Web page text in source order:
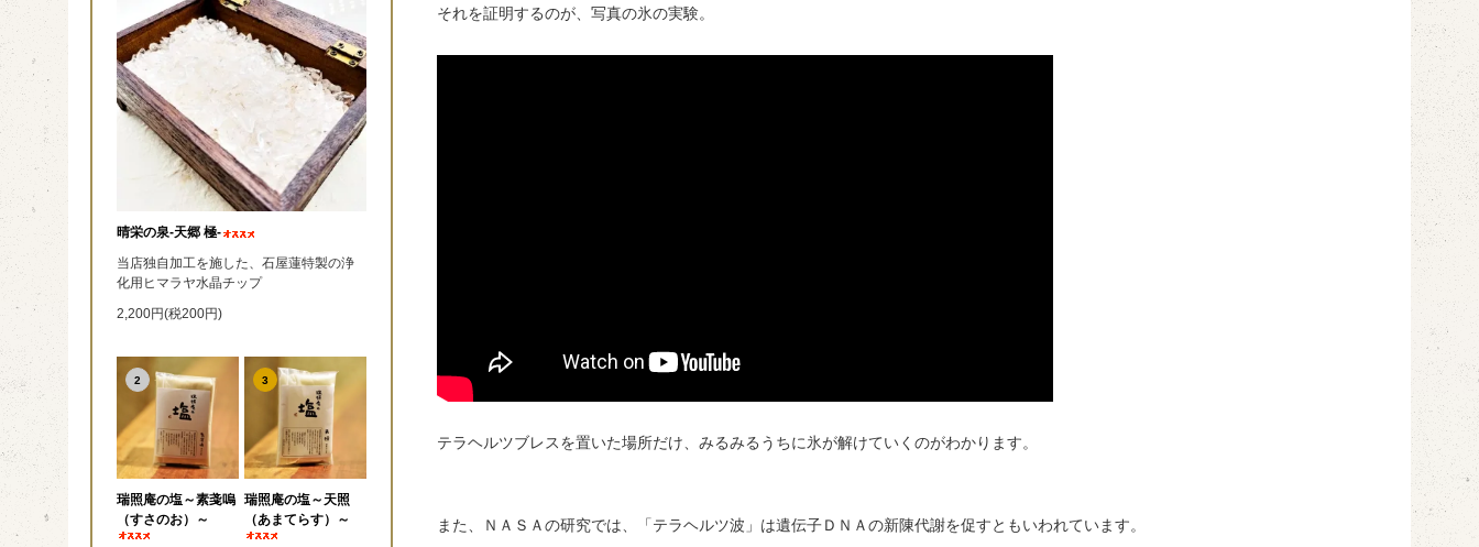
それを証明するのが、写真の氷の実験。
テラヘルツブレスを置いた場所だけ、みるみるうちに氷が解けていくのがわかります。
また、ＮＡＳＡの研究では、「テラヘルツ波」は遺伝子ＤＮＡの新陳代謝を促すともいわれています。
晴栄の泉‐天郷 極‐
当店独自加工を施した、石屋蓮特製の浄
化用ヒマラヤ水晶チップ
2,200円(税200円)
2
瑞照庵の塩～素戔嗚
（すさのお）～
3
瑞照庵の塩～天照
（あまてらす）～